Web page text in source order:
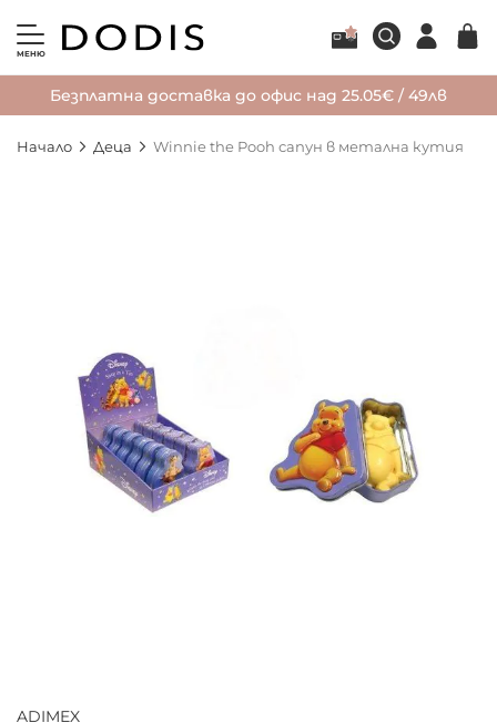
МЕНЮ
Безплатна доставка до офис над 25.05€ / 49лв
Начало Деца Winnie the Pooh сапун в метална кутия
ADIMEX